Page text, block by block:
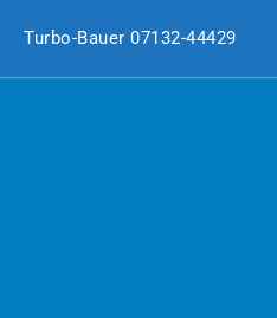
Turbo-Bauer 07132-44429